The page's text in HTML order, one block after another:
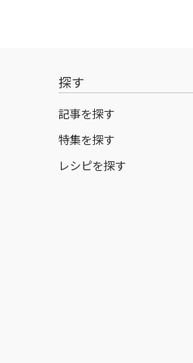
探す
記事を探す
特集を探す
レシピを探す